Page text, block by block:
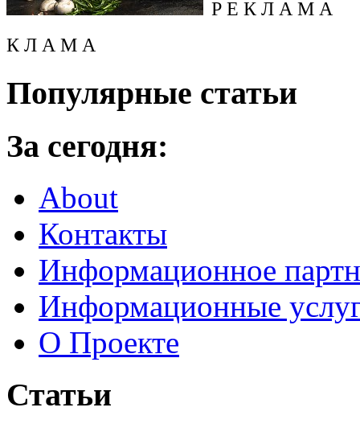
Р Е К Л А М А
К Л А М А
Популярные статьи
За сегодня:
About
Контакты
Информационное
Информационные
О Проекте
Статьи